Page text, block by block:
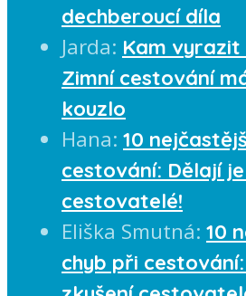
dechberoucí díla
Jarda: Kam vyrazit
Zimní cestování
kouzlo
Hana: 10
cestování: Dělají
cestovatelé!
Eliška Smutná: 10
chyb při